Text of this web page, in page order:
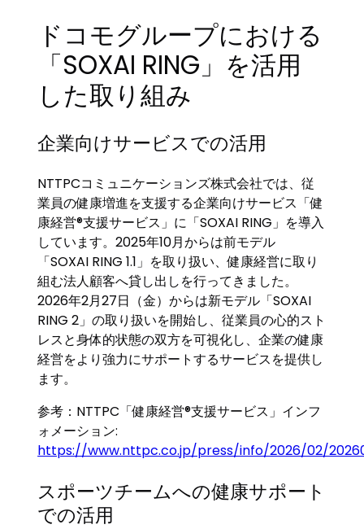
ドコモグループにおける
「SOXAI RING」を活用
した取り組み
企業向けサービスでの活用
NTTPCコミュニケーションズ株式会社では、従
業員の健康増進を支援する企業向けサービス「健
康経営®支援サービス」に「SOXAI RING」を導入
しています。2025年10月からは前モデル
「SOXAI RING 1.1」を取り扱い、健康経営に取り
組む法人顧客へ貸し出しを行ってきました。
2026年2月27日（金）からは新モデル「SOXAI
RING 2」の取り扱いを開始し、従業員の心的スト
レスと身体的状態の双方を可視化し、企業の健康
経営をより強力にサポートするサービスを提供し
ます。
参考：NTTPC「健康経営®支援サービス」インフ
ォメーション:
https://www.nttpc.co.jp/press/info/2026/02/
スポーツチームへの健康サポート
での活用